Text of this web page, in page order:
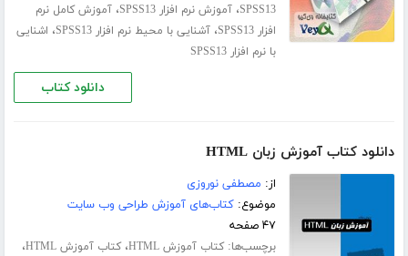
SPSS13،آموزش نرم افزار SPSS13 ،آموزش کامل نرم
افزار SPSS13
،آشنایی با محیط نرم افزار SPSS13 ، اشنایی
با نرم افزار SPSS13
دانلود کتاب
دانلود کتاب آموزش زبان HTML
از: مصطفی نوروزی
موضوع:کتاب‌های آموزش طراحی وب سایت
۴۷ صفحه
برچسب‌ها:کتاب آموزش HTML ،کتاب آموزش HTML ،